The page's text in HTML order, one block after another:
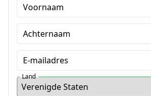
Voornaam
Achternaam
E-mailadres
Land